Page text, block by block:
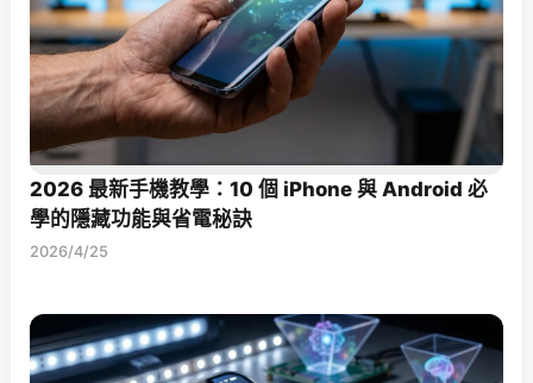
2026 最新手機教學：10 個 iPhone 與 Android 必
學的隱藏功能與省電秘訣
2026/4/25